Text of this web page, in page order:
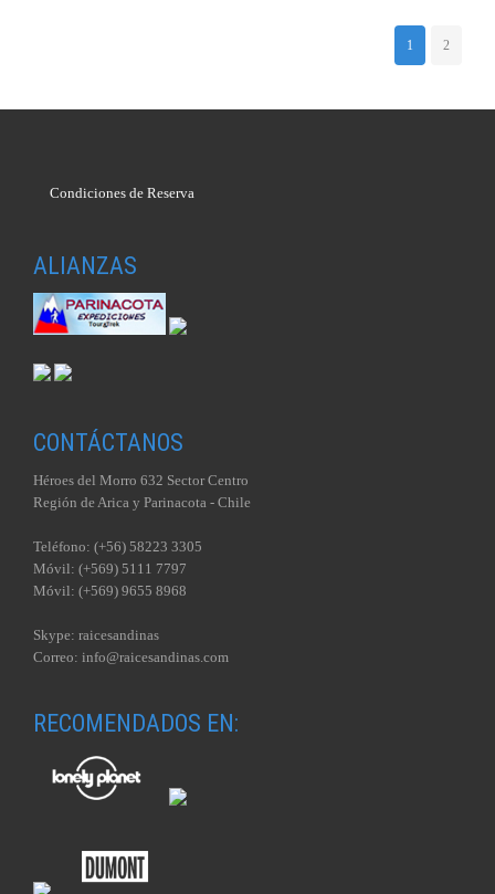
1 2
Condiciones de Reserva
ALIANZAS
CONTÁCTANOS
Héroes del Morro 632 Sector Centro
Región de Arica y Parinacota - Chile
Teléfono: (+56) 58223 3305
Móvil: (+569) 5111 7797
Móvil: (+569) 9655 8968
Skype: raicesandinas
Correo: info@raicesandinas.com
RECOMENDADOS EN: